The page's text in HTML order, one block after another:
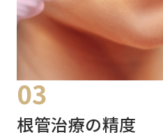
03
根管治療の精度